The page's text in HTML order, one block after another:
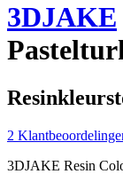
3DJAKE
2
3DJAKE Resin